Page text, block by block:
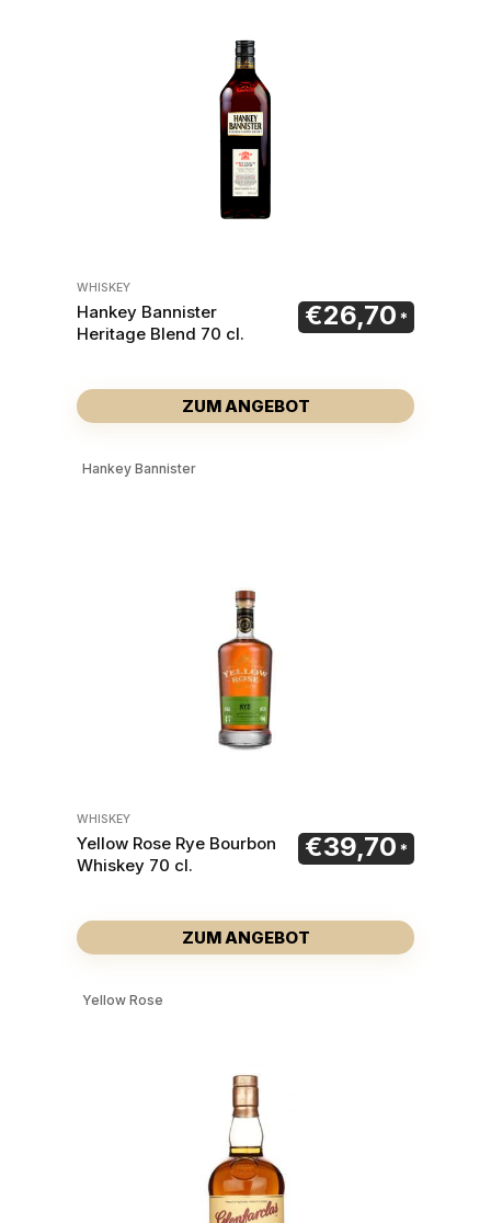
WHISKEY
Hankey Bannister
Heritage Blend 70 cl.
€26,70
ZUM ANGEBOT
Hankey Bannister
WHISKEY
Yellow Rose Rye Bourbon
Whiskey 70 cl.
€39,70
ZUM ANGEBOT
Yellow Rose